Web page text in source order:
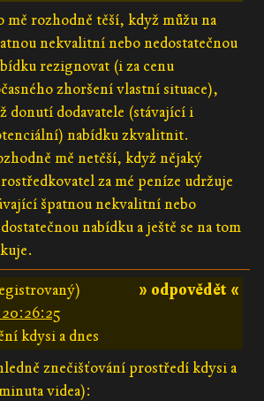
mě rozhodně těší, když můžu na
nekvalitní nebo nedostatečnou
rezignovat (i za cenu
zhoršení vlastní situace),
donutí dodavatele (stávající i
nabídku zkvalitnit.
mě netěší, když nějaký
za mé peníze udržuje
špatnou nekvalitní nebo
nabídku a ještě se na tom
» odpovědět «
kdysi a dnes
znečišťování prostředí kdysi a
videa):